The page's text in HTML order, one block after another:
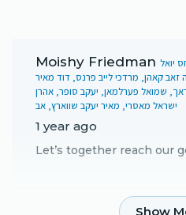
Moishy Friedman יואל
קאהן, מרדכי לייב פרנס, דוד מאיר
שמואל פערלמאן, יעקב סופר, אהרן
ישראל מאסרי, מאיר יעקב שווארץ, אב
1 year ago
Let’s together reach our
Anonymousמרדכי גרינהוט